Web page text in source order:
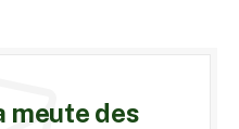
meute des